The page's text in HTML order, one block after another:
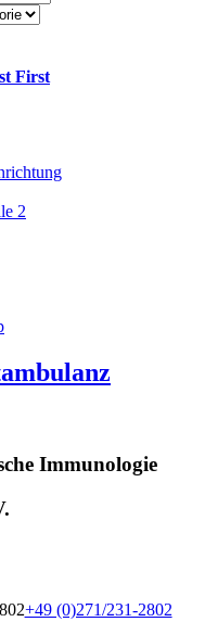
First
2
Immunologie
+49 (0)271/231-2802